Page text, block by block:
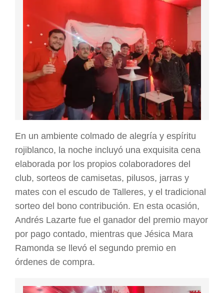
En un ambiente colmado de alegría y espíritu
rojiblanco, la noche incluyó una exquisita cena
elaborada por los propios colaboradores del
club, sorteos de camisetas, pilusos, jarras y
mates con el escudo de Talleres, y el tradicional
sorteo del bono contribución. En esta ocasión,
Andrés Lazarte fue el ganador del premio mayor
por pago contado, mientras que Jésica Mara
Ramonda se llevó el segundo premio en
órdenes de compra.